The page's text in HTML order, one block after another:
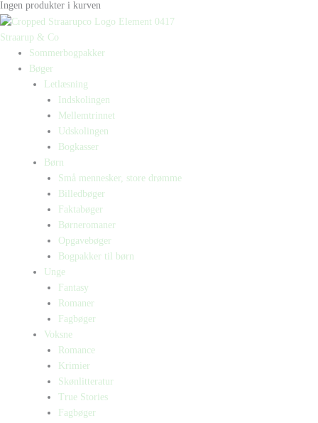
Ingen produkter i kurven
Straarup & Co
Sommerbogpakker
Bøger
Letlæsning
Indskolingen
Mellemtrinnet
Udskolingen
Bogkasser
Børn
Små mennesker, store drømme
Billedbøger
Faktabøger
Børneromaner
Opgavebøger
Bogpakker til børn
Unge
Fantasy
Romaner
Fagbøger
Voksne
Romance
Krimier
Skønlitteratur
True Stories
Fagbøger